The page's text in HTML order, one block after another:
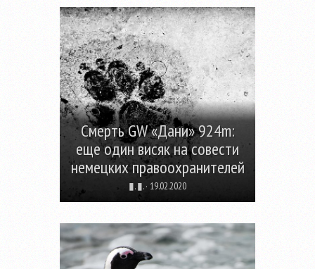
Смерть GW «Дани» 924m:
еще один висяк на совести
немецких правоохранителей
▮. ▮. · 19.02.2020